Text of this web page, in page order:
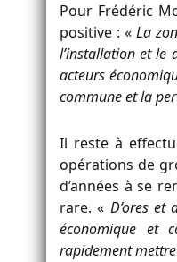
Pour Frédéric
positive : « La
l’installation et le
acteurs
commune et la
Il reste à
opérations de
d’années à se
rare. « D’ores
économique et
rapidement